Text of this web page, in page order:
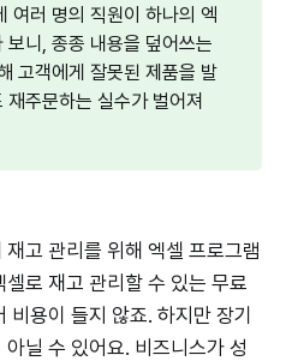
여러 명의 직원이 하나의 엑
니, 종종 내용을 덮어쓰는
고객에게 잘못된 제품을 발
주문하는 실수가 벌어져
고 관리를 위해 엑셀 프로그램
로 재고 관리할 수 있는 무료
비용이 들지 않죠. 하지만 장기
닐 수 있어요. 비즈니스가 성